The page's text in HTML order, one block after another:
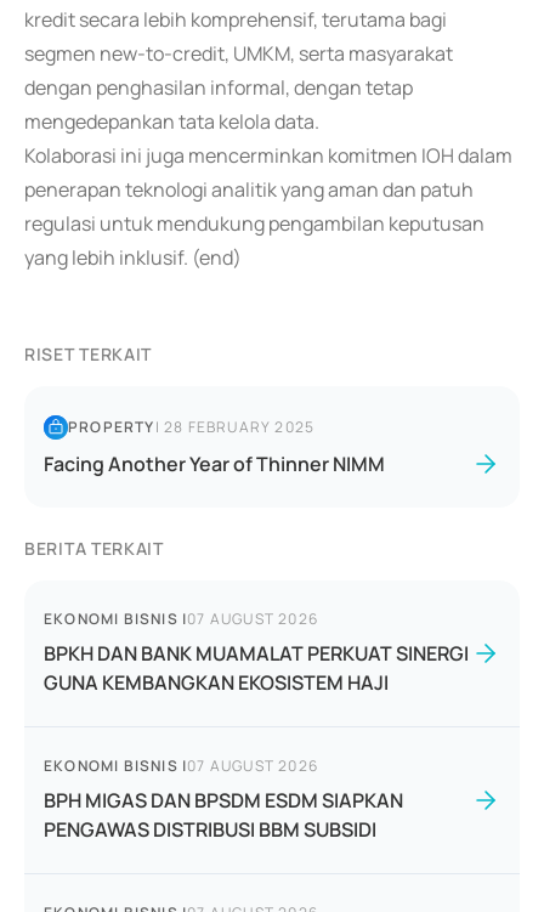
kredit secara lebih komprehensif, terutama bagi
segmen new-to-credit, UMKM, serta masyarakat
dengan penghasilan informal, dengan tetap
mengedepankan tata kelola data.
Kolaborasi ini juga mencerminkan komitmen IOH dalam
penerapan teknologi analitik yang aman dan patuh
regulasi untuk mendukung pengambilan keputusan
yang lebih inklusif. (end)
RISET TERKAIT
PROPERTY|28 FEBRUARY 2025
Facing Another Year of Thinner NIMM
BERITA TERKAIT
EKONOMI BISNIS |07 AUGUST 2026
BPKH DAN BANK MUAMALAT PERKUAT SINERGI
GUNA KEMBANGKAN EKOSISTEM HAJI
EKONOMI BISNIS |07 AUGUST 2026
BPH MIGAS DAN BPSDM ESDM SIAPKAN
PENGAWAS DISTRIBUSI BBM SUBSIDI